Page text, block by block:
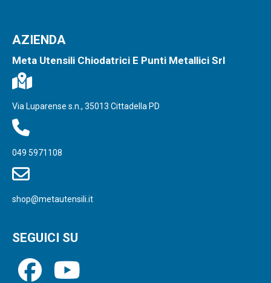
AZIENDA
Meta Utensili Chiodatrici E Punti Metallici Srl
Via Luparense s.n., 35013 Cittadella PD
049 5971108
shop@metautensili.it
SEGUICI SU